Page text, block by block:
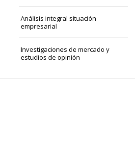
Análisis integral situación
empresarial
Investigaciones de mercado y
estudios de opinión